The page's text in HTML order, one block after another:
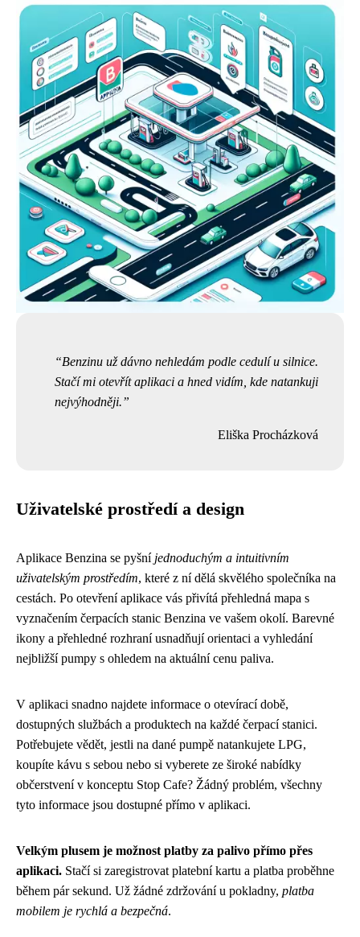
Benzinu už dávno nehledám podle cedulí u silnice.
Stačí mi otevřít aplikaci a hned vidím, kde natankuji
nejvýhodněji.
Eliška Procházková
Uživatelské prostředí a design
Aplikace Benzina se pyšní jednoduchým a intuitivním
uživatelským prostředím, které z ní dělá skvělého společníka na
cestách. Po otevření aplikace vás přivítá přehledná mapa s
vyznačením čerpacích stanic Benzina ve vašem okolí. Barevné
ikony a přehledné rozhraní usnadňují orientaci a vyhledání
nejbližší pumpy s ohledem na aktuální cenu paliva.
V aplikaci snadno najdete informace o otevírací době,
dostupných službách a produktech na každé čerpací stanici.
Potřebujete vědět, jestli na dané pumpě natankujete LPG,
koupíte kávu s sebou nebo si vyberete ze široké nabídky
občerstvení v konceptu Stop Cafe? Žádný problém, všechny
tyto informace jsou dostupné přímo v aplikaci.
Velkým plusem je možnost platby za palivo přímo přes
aplikaci. Stačí si zaregistrovat platební kartu a platba proběhne
během pár sekund. Už žádné zdržování u pokladny, platba
mobilem je rychlá a bezpečná.